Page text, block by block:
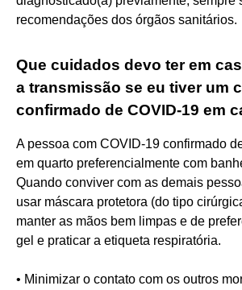
recomendações dos órgãos sanitários.
Que cuidados devo ter em
a transmissão se eu tiver um
confirmado de COVID-19 em
A pessoa com COVID-19 confirmado
em quarto preferencialmente com
Quando conviver com as demais
usar máscara protetora (do tipo
manter as mãos bem limpas e de
gel e praticar a etiqueta respiratória.
• Minimizar o contato com os outros